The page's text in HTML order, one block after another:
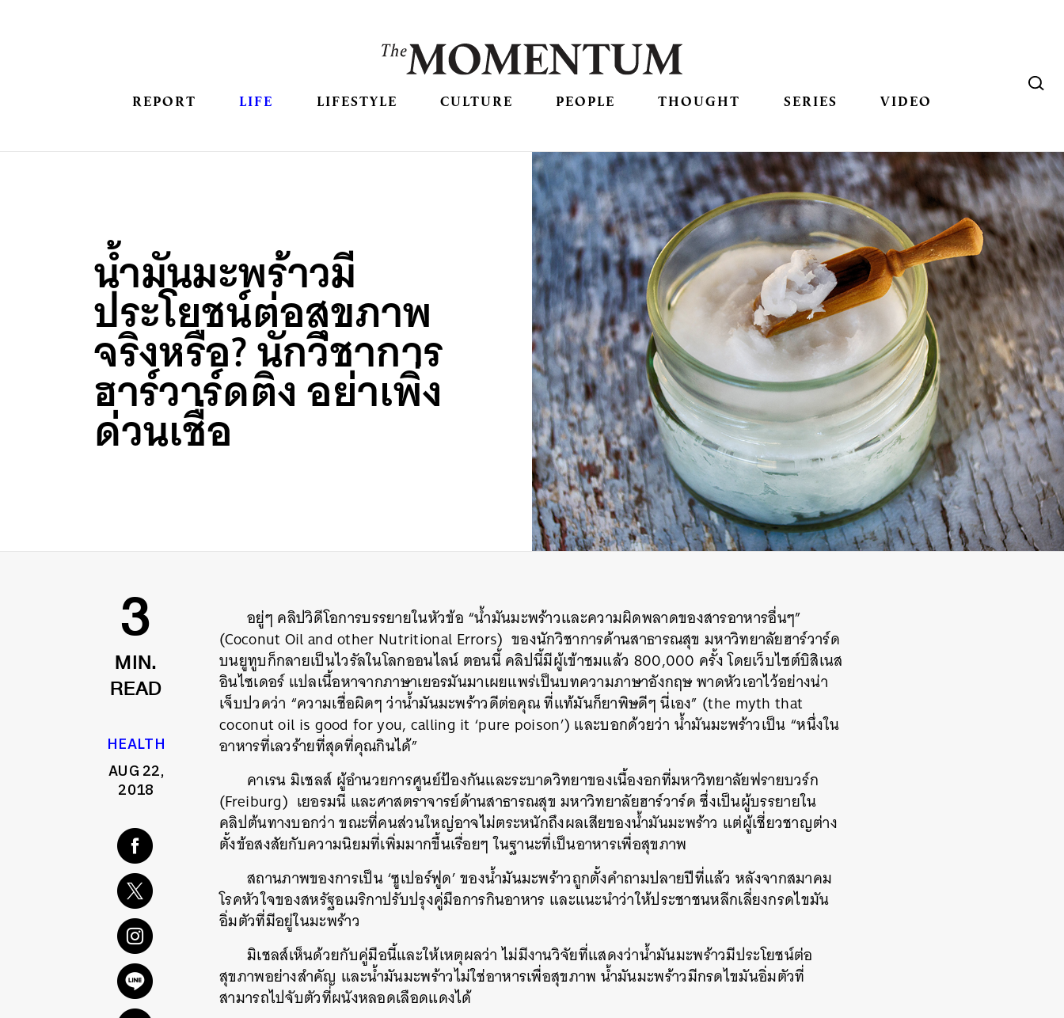
REPORT LIFE LIFESTYLE CULTURE PEOPLE THOUGHT SERIES VIDEO
น้ำมันมะพร้าวมี
ประโยชน์ต่อสุขภาพ
จริงหรือ? นักวิชาการ
ฮาร์วาร์ดติง อย่าเพิ่ง
ด่วนเชื่อ
3
MIN.
READ
HEALTH
AUG 22,
2018
อยู่ๆ คลิปวิดีโอการบรรยายในหัวข้อ “น้ำมันมะพร้าวและความผิดพลาดของสารอาหารอื่นๆ”
(Coconut Oil and other Nutritional Errors) ของนักวิชาการด้านสาธารณสุข มหาวิทยาลัยฮาร์วาร์ด
บนยูทูบก็กลายเป็นไวรัลในโลกออนไลน์ ตอนนี้ คลิปนี้มีผู้เข้าชมแล้ว 800,000 ครั้ง โดยเว็บไซต์บิสิเนส
อินไซเดอร์ แปลเนื้อหาจากภาษาเยอรมันมาเผยแพร่เป็นบทความภาษาอังกฤษ พาดหัวเอาไว้อย่างน่า
เจ็บปวดว่า “ความเชื่อผิดๆ ว่าน้ำมันมะพร้าวดีต่อคุณ ที่แท้มันก็ยาพิษดีๆ นี่เอง” (the myth that
coconut oil is good for you, calling it ‘pure poison’) และบอกด้วยว่า น้ำมันมะพร้าวเป็น “หนึ่งใน
อาหารที่เลวร้ายที่สุดที่คุณกินได้”
คาเรน มิเชลส์ ผู้อำนวยการศูนย์ป้องกันและระบาดวิทยาของเนื้องอกที่มหาวิทยาลัยฟรายบวร์ก
(Freiburg) เยอรมนี และศาสตราจารย์ด้านสาธารณสุข มหาวิทยาลัยฮาร์วาร์ด ซึ่งเป็นผู้บรรยายใน
คลิปต้นทางบอกว่า ขณะที่คนส่วนใหญ่อาจไม่ตระหนักถึงผลเสียของน้ำมันมะพร้าว แต่ผู้เชี่ยวชาญต่าง
ตั้งข้อสงสัยกับความนิยมที่เพิ่มมากขึ้นเรื่อยๆ ในฐานะที่เป็นอาหารเพื่อสุขภาพ
สถานภาพของการเป็น ‘ซูเปอร์ฟูด’ ของน้ำมันมะพร้าวถูกตั้งคำถามปลายปีที่แล้ว หลังจากสมาคม
โรคหัวใจของสหรัฐอเมริกาปรับปรุงคู่มือการกินอาหาร และแนะนำว่าให้ประชาชนหลีกเลี่ยงกรดไขมัน
อิ่มตัวที่มีอยู่ในมะพร้าว
มิเชลส์เห็นด้วยกับคู่มือนี้และให้เหตุผลว่า ไม่มีงานวิจัยที่แสดงว่าน้ำมันมะพร้าวมีประโยชน์ต่อ
สุขภาพอย่างสำคัญ และน้ำมันมะพร้าวไม่ใช่อาหารเพื่อสุขภาพ น้ำมันมะพร้าวมีกรดไขมันอิ่มตัวที่
สามารถไปจับตัวที่ผนังหลอดเลือดแดงได้